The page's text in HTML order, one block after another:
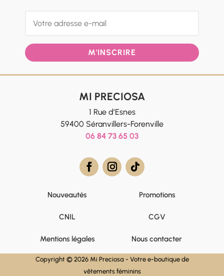
M'INSCRIRE
MI PRECIOSA
1 Rue d’Esnes
59400 Séranvillers-Forenville
06 84 73 65 03
Nouveautés Promotions
CNIL CGV
Mentions légales Nous contacter
Copyright © 2026 Mi Preciosa - Votre e-boutique de
vêtements féminins